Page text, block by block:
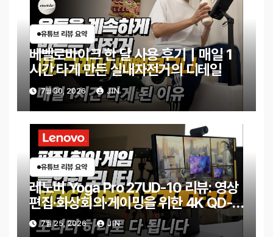
유튜브 리뷰 요약
베벨로바이크 한 달 사용 후기｜매일 1
시간 타게 만든 실내자전거의 디테일
7월 30, 2026 JIN
유튜브 리뷰 요약
레노버 Yoga Pro 27UD-10 리뷰: 영상
편집·화상회의·게이밍을 위한 4K QD-
OLED 모니터
7월 25, 2026 JIN